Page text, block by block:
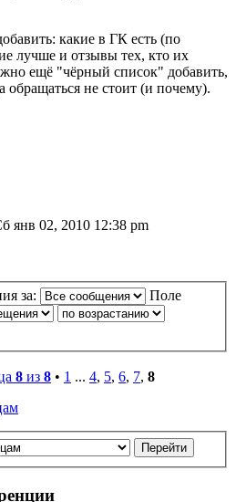
какие в ГК есть (по
лучше и отзывы тех, кто их
ещё "чёрный список" добавить,
обращаться не стоит (и почему).
янв 02, 2010 12:38 pm
за:
Поле
8 из 8 • 1 ... 4, 5, 6, 7, 8